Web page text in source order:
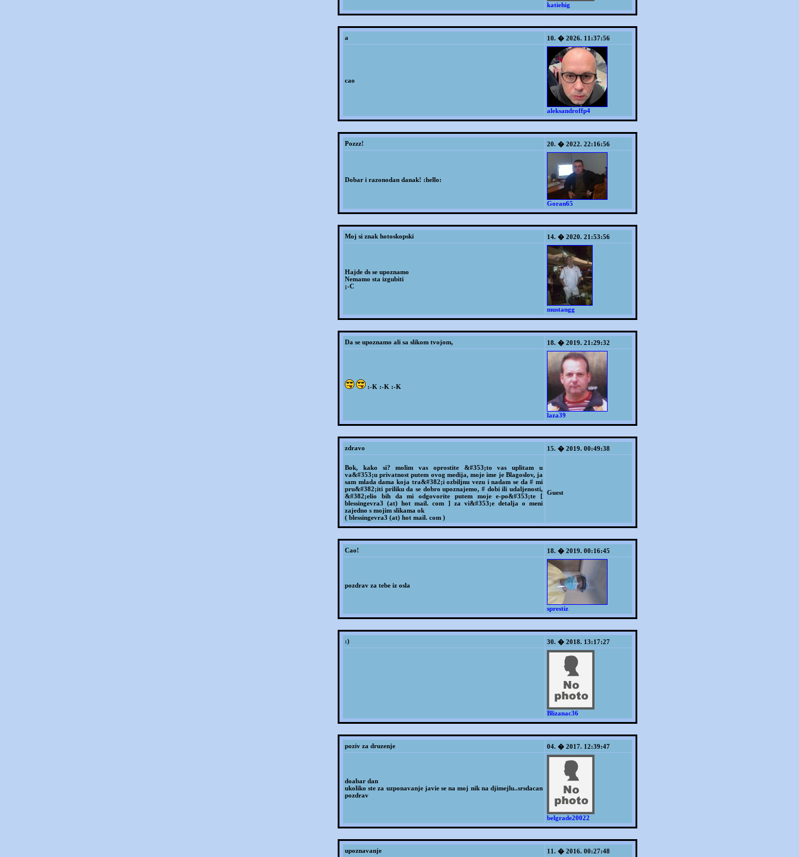
katiehig
a 10. � 2026. 11:37:56
cao
aleksandroffp4
Pozzz! 20. � 2022. 22:16:56
Dobar i razonodan danak! :hello:
Goran65
Moj si znak hotoskopski 14. � 2020. 21:53:56
Hajde ds se upoznamo
Nemamo sta izgubiti
;-C
mustangg
Da se upoznamo ali sa slikom tvojom, 18. � 2019. 21:29:32
:-K :-K :-K
laza39
zdravo 15. � 2019. 00:49:38
Bok, kako si? molim vas oprostite &#353;to vas uplitam u
va&#353;u privatnost putem ovog medija, moje ime je Blagoslov, ja
sam mlada dama koja tra&#382;i ozbiljnu vezu i nadam se da # mi
pru&#382;iti priliku da se dobro upoznajemo, # dobi ili udaljenosti,
&#382;elio bih da mi odgovorite putem moje e-po&#353;te [
blessingevra3 (at) hot mail. com ] za vi&#353;e detalja o meni
zajedno s mojim slikama ok
( blessingevra3 (at) hot mail. com )
Guest
Cao! 18. � 2019. 00:16:45
pozdrav za tebe iz osla
sprestiz
:) 30. � 2018. 13:17:27
Blizanac36
poziv za druzenje 04. � 2017. 12:39:47
doabar dan
ukoliko ste za uzponavanje javie se na moj nik na djimejlu..srsdacan
pozdrav
belgrade20022
upoznavanje 11. � 2016. 00:27:48